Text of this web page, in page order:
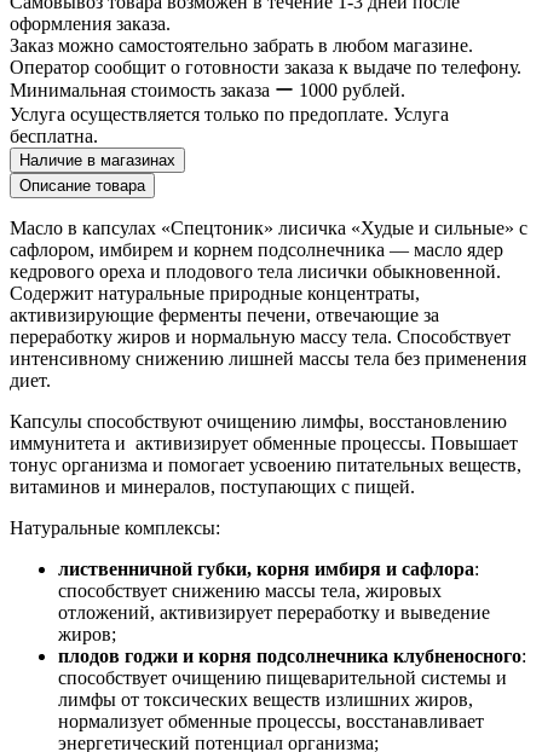
оформления заказа.
Заказ можно самостоятельно забрать в любом магазине.
Оператор сообщит о готовности заказа к выдаче по телефону.
Минимальная стоимость заказа ー 1000 рублей.
Услуга осуществляется только по предоплате. Услуга
бесплатна.
Наличие в магазинах
Описание товара
Масло в капсулах «Спецтоник» лисичка «Худые и сильные» с
сафлором, имбирем и корнем подсолнечника — масло ядер
кедрового ореха и плодового тела лисички обыкновенной.
Содержит натуральные природные концентраты,
активизирующие ферменты печени, отвечающие за
переработку жиров и нормальную массу тела. Способствует
интенсивному снижению лишней массы тела без применения
диет.
Капсулы способствуют очищению лимфы, восстановлению
иммунитета и активизирует обменные процессы. Повышает
тонус организма и помогает усвоению питательных веществ,
витаминов и минералов, поступающих с пищей.
Натуральные комплексы:
лиственничной губки, корня имбиря и сафлора:
способствует снижению массы тела, жировых
отложений, активизирует переработку и выведение
жиров;
плодов годжи и корня подсолнечника клубненосного:
способствует очищению пищеварительной системы и
лимфы от токсических веществ излишних жиров,
нормализует обменные процессы, восстанавливает
энергетический потенциал организма;